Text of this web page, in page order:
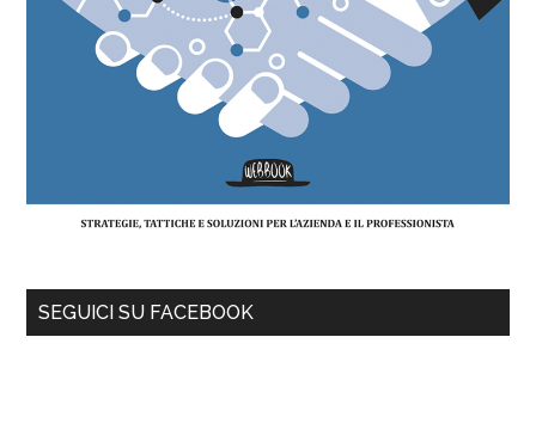
SEGUICI SU FACEBOOK